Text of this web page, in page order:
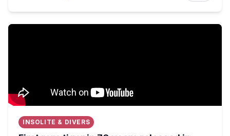
First rare tiger in 70 years released in Kazakhstan.
INSOLITE & DIVERS